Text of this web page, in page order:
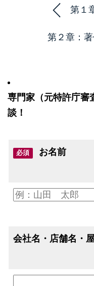
第１
第２章：
専門家（元特許庁審
談！
必須 お名前
会社名・店舗名・